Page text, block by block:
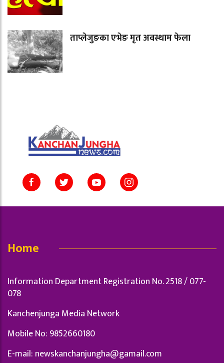
ताप्लेजुङका एभेङ मृत अवस्थाम फेला
Home
Information Department Registration No. 2518 / 077-
078
Kanchenjunga Media Network
Mobile No: 9852660180
E-mail: newskanchanjungha@gamail.com